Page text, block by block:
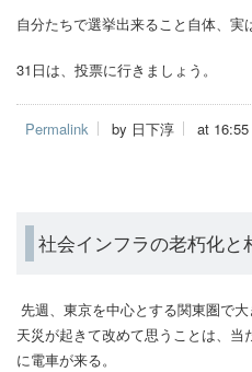
自分たちで選挙出来ること自体、実
31日は、投票に行きましょう。
Permalink by 日下淳 at 16:55
社会インフラの老朽化と
先週、東京を中心とする関東圏で大
天災が起きて改めて思うことは、当
に電車が来る。